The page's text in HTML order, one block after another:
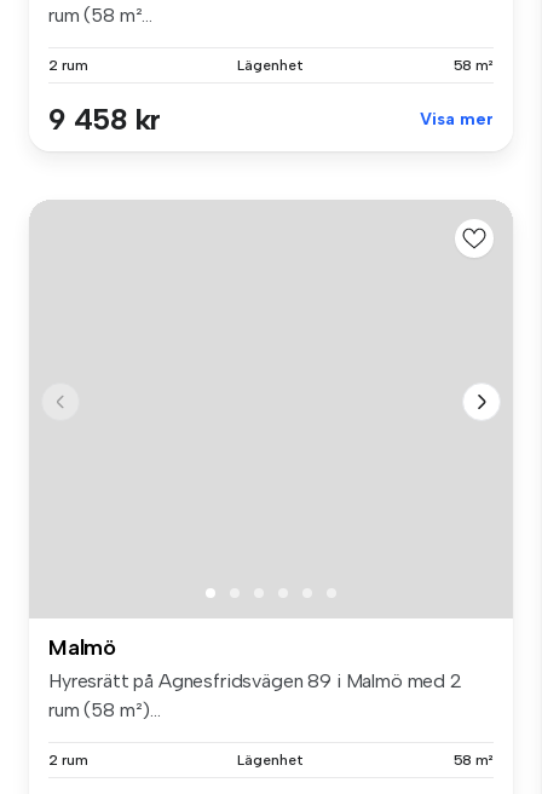
rum (58 m²...
2 rum Lägenhet 58 m²
9 458 kr Visa mer
Malmö
Hyresrätt på Agnesfridsvägen 89 i Malmö med 2
rum (58 m²)...
2 rum Lägenhet 58 m²